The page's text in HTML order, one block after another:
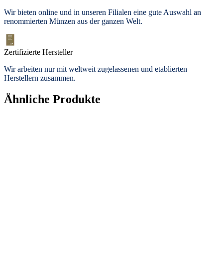
Wir bieten online und in unseren Filialen eine gute Auswahl an
renommierten Münzen aus der ganzen Welt.
Zertifizierte Hersteller
Wir arbeiten nur mit weltweit zugelassenen und etablierten
Herstellern zusammen.
Ähnliche Produkte